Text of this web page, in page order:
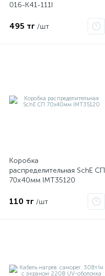
016-K41-111I
495 тг /шт
Коробка
распределительная SchE СП
70х40мм IMT35120
110 тг /шт